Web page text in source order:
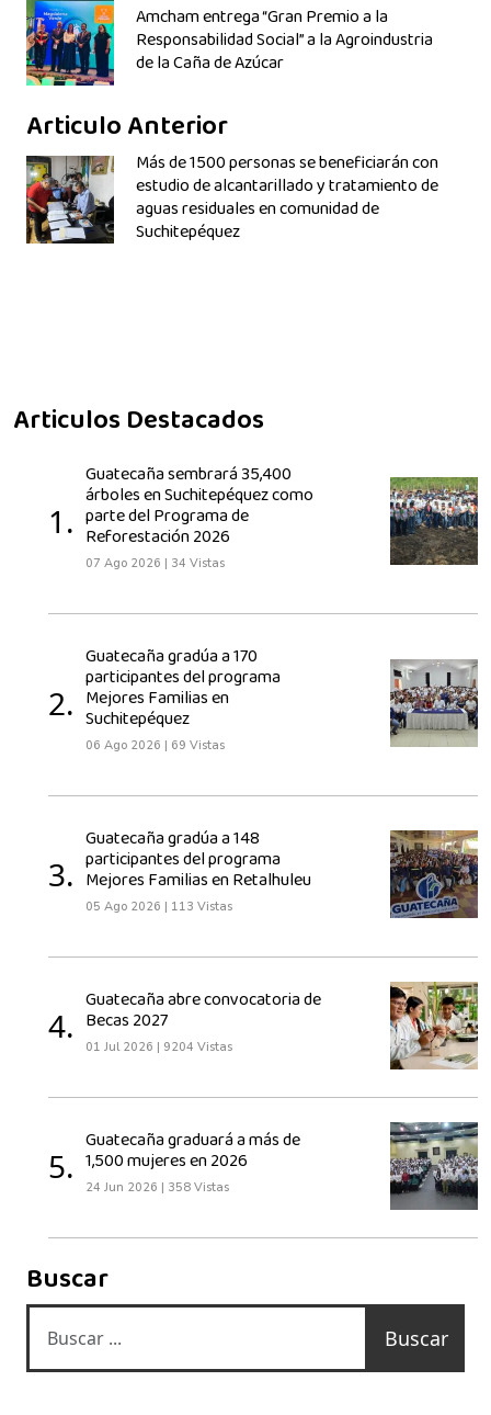
Amcham entrega “Gran Premio a la
Responsabilidad Social” a la Agroindustria
de la Caña de Azúcar
Articulo Anterior
Más de 1500 personas se beneficiarán con
estudio de alcantarillado y tratamiento de
aguas residuales en comunidad de
Suchitepéquez
Articulos Destacados
1.
Guatecaña sembrará 35,400
árboles en Suchitepéquez como
parte del Programa de
Reforestación 2026
07 Ago 2026 | 34 Vistas
2.
Guatecaña gradúa a 170
participantes del programa
Mejores Familias en
Suchitepéquez
06 Ago 2026 | 69 Vistas
3.
Guatecaña gradúa a 148
participantes del programa
Mejores Familias en Retalhuleu
05 Ago 2026 | 113 Vistas
4.
Guatecaña abre convocatoria de
Becas 2027
01 Jul 2026 | 9204 Vistas
5.
Guatecaña graduará a más de
1,500 mujeres en 2026
24 Jun 2026 | 358 Vistas
Buscar
Buscar